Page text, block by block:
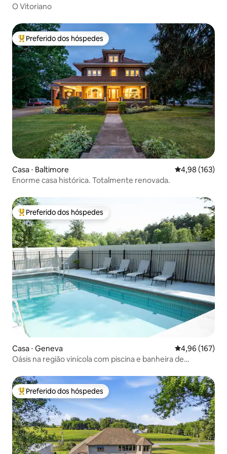
O Vitoriano
Entre os melhores preferidos dos hóspedes
Preferido dos hóspedes
Casa ⋅ Baltimore 4,98 de uma
4,98 (163)
Enorme casa histórica. Totalmente renovada.
Entre os melhores preferidos dos hóspedes
Preferido dos hóspedes
Casa ⋅ Geneva 4,96 de uma
4,96 (167)
Oásis na região vinícola com piscina e banheira de
Entre os melhores preferidos dos hóspedes
Preferido dos hóspedes